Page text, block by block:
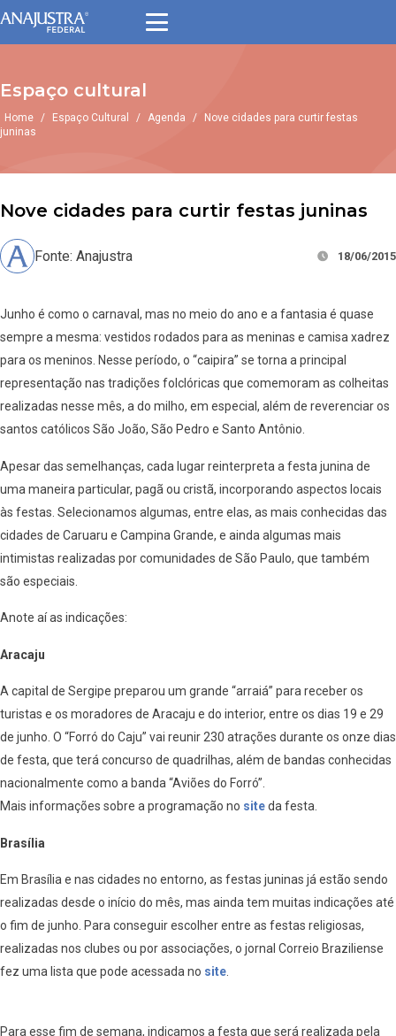
Espaço cultural
Home / Espaço Cultural / Agenda /
Nove cidades para curtir festas
juninas
Nove cidades para curtir festas juninas
Fonte: Anajustra 18/06/2015
Junho é como o carnaval, mas no meio do ano e a fantasia é quase
sempre a mesma: vestidos rodados para as meninas e camisa xadrez
para os meninos. Nesse período, o “caipira” se torna a principal
representação nas tradições folclóricas que comemoram as colheitas
realizadas nesse mês, a do milho, em especial, além de reverenciar os
santos católicos São João, São Pedro e Santo Antônio.
Apesar das semelhanças, cada lugar reinterpreta a festa junina de
uma maneira particular, pagã ou cristã, incorporando aspectos locais
às festas. Selecionamos algumas, entre elas, as mais conhecidas das
cidades de Caruaru e Campina Grande, e ainda algumas mais
intimistas realizadas por comunidades de São Paulo, que também
são especiais.
Anote aí as indicações:
Aracaju
A capital de Sergipe preparou um grande “arraiá” para receber os
turistas e os moradores de Aracaju e do interior, entre os dias 19 e 29
de junho. O “Forró do Caju” vai reunir 230 atrações durante os onze dias
de festa, que terá concurso de quadrilhas, além de bandas conhecidas
nacionalmente como a banda “Aviões do Forró”.
Mais informações sobre a programação no siteda festa.
Brasília
Em Brasília e nas cidades no entorno, as festas juninas já estão sendo
realizadas desde o início do mês, mas ainda tem muitas indicações até
o fim de junho. Para conseguir escolher entre as festas religiosas,
realizadas nos clubes ou por associações, o jornal Correio Braziliense
fez uma lista que pode acessada no site.
Para esse fim de semana, indicamos a festa que será realizada pela